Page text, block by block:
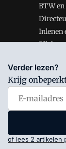
BTW
Inlenen
Verder lezen?
Krijg
of lees 2 artikelen